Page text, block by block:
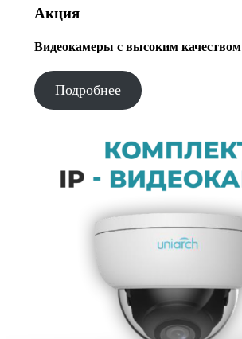
Акция
Видеокамеры с высоким качеством
Подробнее